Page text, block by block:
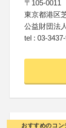
〒105-0011
東京都港区
公益財団法
tel : 03-
おすすめのコン